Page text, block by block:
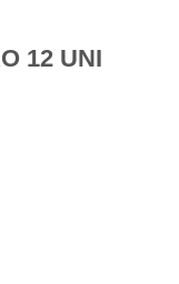
12 UNI
12 UNI s/numero